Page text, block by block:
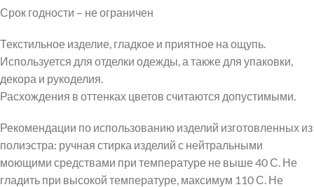
Срок годности – не ограничен
Текстильное изделие, гладкое и приятное на ощупь.
Используется для отделки одежды, а также для упаковки,
декора и рукоделия.
Расхождения в оттенках цветов считаются допустимыми.
Рекомендации по использованию изделий изготовленных из
полиэстра: ручная стирка изделий с нейтральными
моющими средствами при температуре не выше 40 С. Не
гладить при высокой температуре, максимум 110 С. Не